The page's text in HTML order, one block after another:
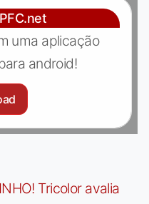
uma aplicação
android!
Tricolor avalia